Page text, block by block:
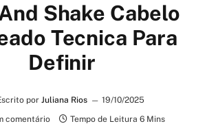
Shake Cabelo
Tecnica Para
Definir
por Juliana Rios
19/10/2025
comentário
Tempo de Leitura 6 Mins